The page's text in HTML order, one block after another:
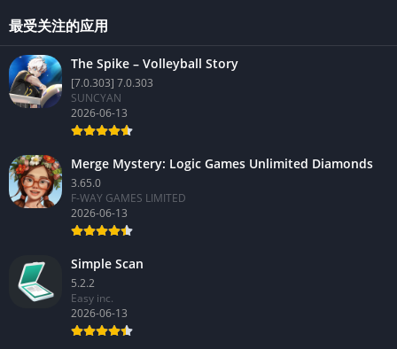
最受关注的应用
The Spike – Volleyball Story
[7.0.303] 7.0.303
SUNCYAN
2026-06-13
Merge Mystery: Logic Games Unlimited Diamonds
3.65.0
F-WAY GAMES LIMITED
2026-06-13
Simple Scan
5.2.2
Easy inc.
2026-06-13